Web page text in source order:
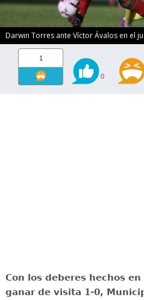
Darwin Torres ante Víctor Ávalos en el
1
0
Con los deberes hechos
ganar de visita 1-0,